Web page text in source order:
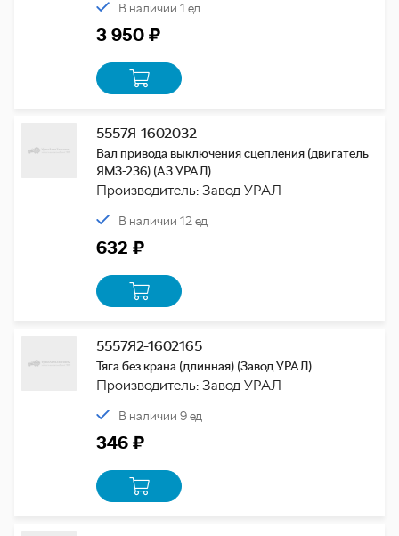
В наличии 1 ед
3 950 ₽
5557Я-1602032
Вал привода выключения сцепления (двигатель
ЯМЗ-236) (АЗ УРАЛ)
Производитель: Завод УРАЛ
В наличии 12 ед
632 ₽
5557Я2-1602165
Тяга без крана (длинная) (Завод УРАЛ)
Производитель: Завод УРАЛ
В наличии 9 ед
346 ₽